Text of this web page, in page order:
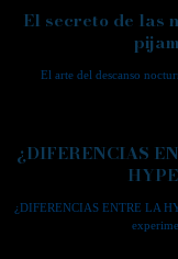
El secreto de las
El arte del descanso
¿DIFERENCIAS
¿DIFERENCIAS ENTRE LA